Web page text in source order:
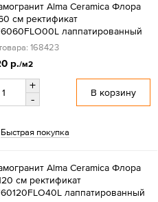
Alma Ceramica Флора
см ректификат
лаппатированный
168423
р./м2
+
-
В корзину
Быстрая покупка
Alma Ceramica Флора
см ректификат
лаппатированный